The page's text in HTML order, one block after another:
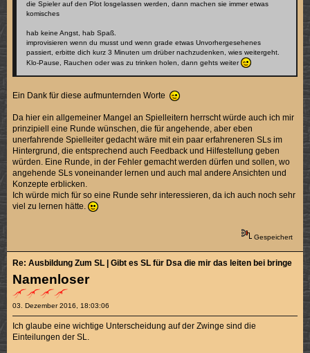
die Spieler auf den Plot losgelassen werden, dann machen sie immer etwas
komisches
hab keine Angst, hab Spaß.
improvisieren wenn du musst und wenn grade etwas Unvorhergesehenes
passiert, erbitte dich kurz 3 Minuten um drüber nachzudenken, wies weitergeht.
Klo-Pause, Rauchen oder was zu trinken holen, dann gehts weiter
Ein Dank für diese aufmunternden Worte
Da hier ein allgemeiner Mangel an Spielleitern herrscht würde auch ich mir
prinzipiell eine Runde wünschen, die für angehende, aber eben
unerfahrende Spielleiter gedacht wäre mit ein paar erfahreneren SLs im
Hintergrund, die entsprechend auch Feedback und Hilfestellung geben
würden. Eine Runde, in der Fehler gemacht werden dürfen und sollen, wo
angehende SLs voneinander lernen und auch mal andere Ansichten und
Konzepte erblicken.
Ich würde mich für so eine Runde sehr interessieren, da ich auch noch sehr
viel zu lernen hätte.
Gespeichert
Namenloser
03. Dezember 2016, 18:03:06
Re: Ausbildung Zum SL | Gibt es SL für Dsa die mir das leiten bei bringen
Ich glaube eine wichtige Unterscheidung auf der Zwinge sind die
Einteilungen der SL.